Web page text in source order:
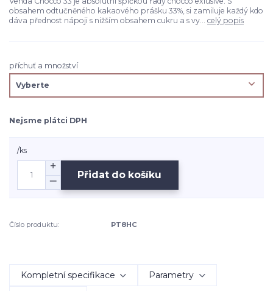
obsahem odtučněného kakaového prášku 33%, si zamiluje každý kdo
dáva přednost nápoji s nižším obsahem cukru a s vy... celý popis
příchuť a množství
Nejsme plátci DPH
/ks
Přidat do košíku
Číslo produktu: PT8HC
Kompletní specifikace Parametry